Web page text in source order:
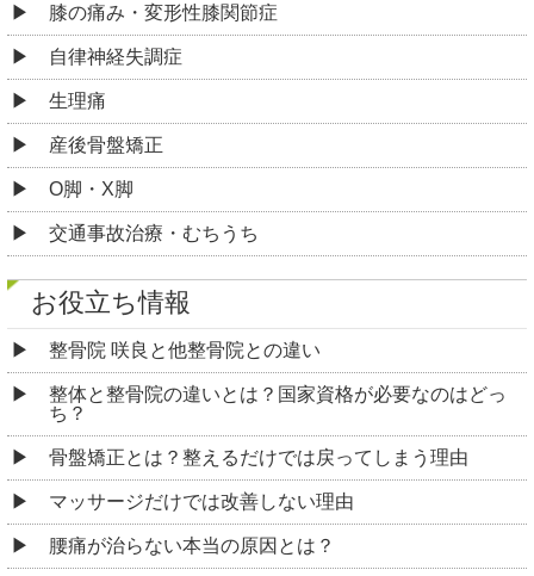
膝の痛み・変形性膝関節症
自律神経失調症
生理痛
産後骨盤矯正
O脚・X脚
交通事故治療・むちうち
お役立ち情報
整骨院 咲良と他整骨院との違い
整体と整骨院の違いとは？国家資格が必要なのはどっ
ち？
骨盤矯正とは？整えるだけでは戻ってしまう理由
マッサージだけでは改善しない理由
腰痛が治らない本当の原因とは？